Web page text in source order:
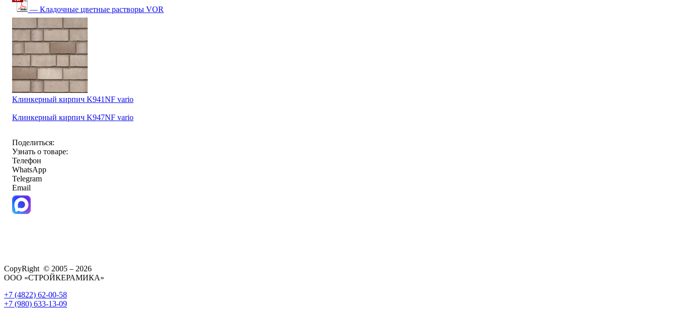
— Кладочные цветные растворы VOR
Клинкерный кирпич K941NF vario
Клинкерный кирпич K947NF vario
Поделиться:
Узнать о товаре:
Телефон
WhatsApp
Telegram
Email
CopyRight © 2005 – 2026
ООО «СТРОЙКЕРАМИКА»
+7 (4822) 62-00-58
+7 (980) 633-13-09